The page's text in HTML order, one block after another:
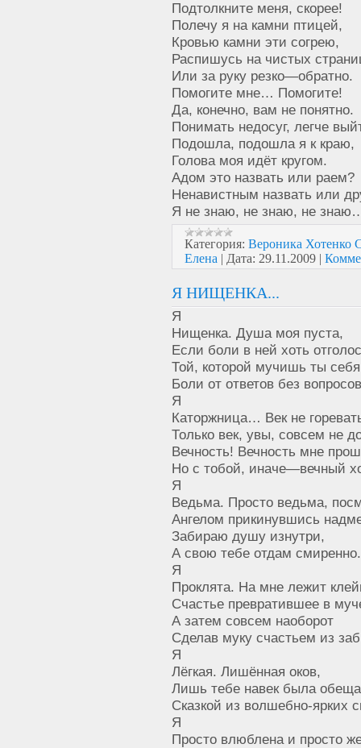
Подтолкните меня, скорее!
Полечу я на камни птицей,
Кровью камни эти согрею,
Распишусь на чистых
Или за руку резко—обратно.
Помогите мне… Помогите!
Да, конечно, вам не понятно.
Понимать недосуг, легче
Подошла, подошла я к краю,
Голова моя идёт кругом.
Адом это назвать или раем?
Ненавистным назвать или
Я не знаю, не знаю, не
Категория: Вероника
Елена | Дата: 29.11.2009 |
Я НИЩЕНКА...
Я
Нищенка. Душа моя пуста,
Если боли в ней хоть
Той, которой мучишь ты
Боли от ответов без
Я
Каторжница… Век не
Только век, увы, совсем не
Вечность! Вечность мне
Но с тобой, иначе—вечный
Я
Ведьма. Просто ведьма,
Ангелом прикинувшись
Забираю душу изнутри,
А свою тебе отдам смиренно.
Я
Проклята. На мне лежит
Счастье превратившее в
А затем совсем наоборот
Сделав муку счастьем из
Я
Лёгкая. Лишённая оков,
Лишь тебе навек была
Сказкой из волшебно-ярких
Я
Просто влюблена и просто